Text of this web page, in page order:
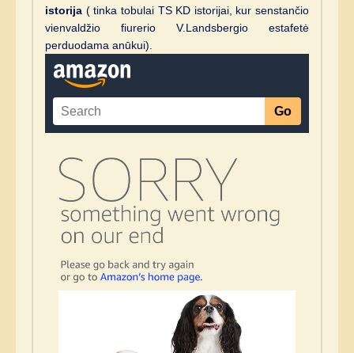
istorija ( tinka tobulai TS KD istorijai, kur senstančio
vienvaldžio fiurerio V.Landsbergio estafetė
perduodama anūkui).